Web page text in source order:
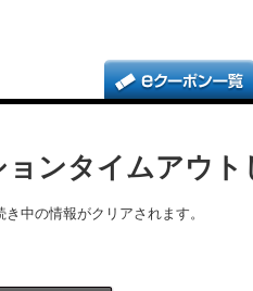
ンタイムアウト
中の情報がクリアされます。